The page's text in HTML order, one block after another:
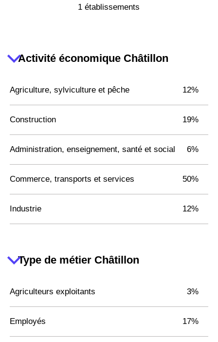
1 établissements
Activité économique Châtillon
Agriculture, sylviculture et pêche 12%
Construction 19%
Administration, enseignement, santé et social 6%
Commerce, transports et services 50%
Industrie 12%
Type de métier Châtillon
Agriculteurs exploitants 3%
Employés 17%